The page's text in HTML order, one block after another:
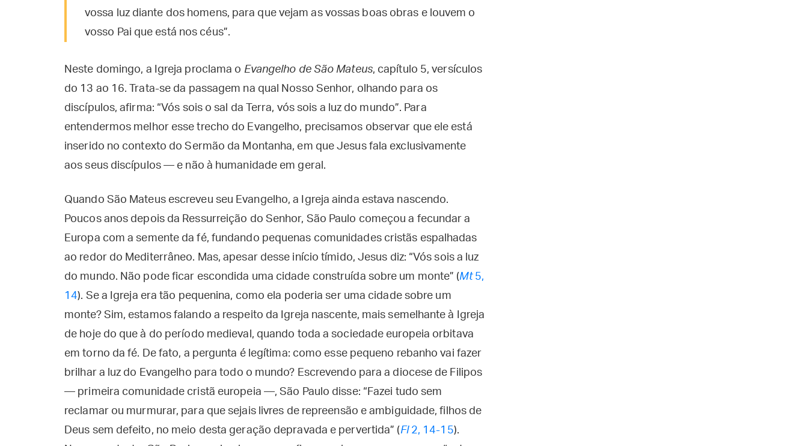
vossa luz diante dos homens, para que vejam as vossas boas obras e louvem o
vosso Pai que está nos céus”.
Neste domingo, a Igreja proclama o Evangelho de São Mateus, capítulo 5, versículos
do 13 ao 16. Trata-se da passagem na qual Nosso Senhor, olhando para os
discípulos, afirma: “Vós sois o sal da Terra, vós sois a luz do mundo”. Para
entendermos melhor esse trecho do Evangelho, precisamos observar que ele está
inserido no contexto do Sermão da Montanha, em que Jesus fala exclusivamente
aos seus discípulos — e não à humanidade em geral.
Quando São Mateus escreveu seu Evangelho, a Igreja ainda estava nascendo.
Poucos anos depois da Ressurreição do Senhor, São Paulo começou a fecundar a
Europa com a semente da fé, fundando pequenas comunidades cristãs espalhadas
ao redor do Mediterrâneo. Mas, apesar desse início tímido, Jesus diz: “Vós sois a luz
do mundo. Não pode ficar escondida uma cidade construída sobre um monte” (Mt5,
14). Se a Igreja era tão pequenina, como ela poderia ser uma cidade sobre um
monte? Sim, estamos falando a respeito da Igreja nascente, mais semelhante à Igreja
de hoje do que à do período medieval, quando toda a sociedade europeia orbitava
em torno da fé. De fato, a pergunta é legítima: como esse pequeno rebanho vai fazer
brilhar a luz do Evangelho para todo o mundo? Escrevendo para a diocese de Filipos
— primeira comunidade cristã europeia —, São Paulo disse: “Fazei tudo sem
reclamar ou murmurar, para que sejais livres de repreensão e ambiguidade, filhos de
Deus sem defeito, no meio desta geração depravada e pervertida” (Fl2, 14-15).